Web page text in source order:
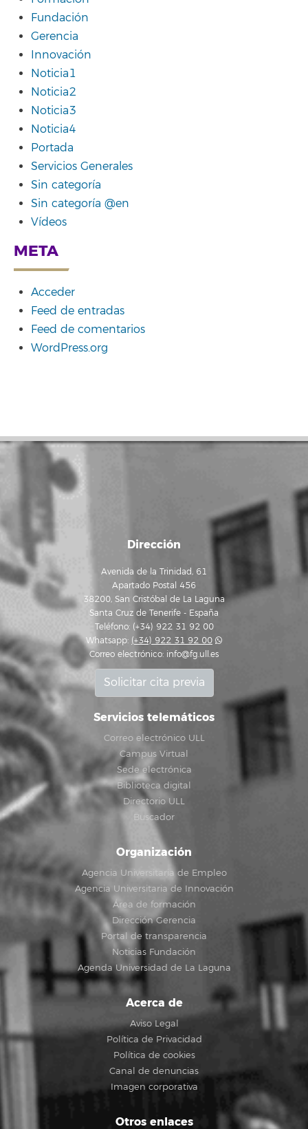
Fundación
Gerencia
Innovación
Noticia1
Noticia2
Noticia3
Noticia4
Portada
Servicios Generales
Sin categoría
Sin categoría @en
Vídeos
META
Acceder
Feed de entradas
Feed de comentarios
WordPress.org
Dirección
Avenida de la Trinidad, 61
Apartado Postal 456
38200, San Cristóbal de La Laguna
Santa Cruz de Tenerife - España
Teléfono: (+34) 922 31 92 00
Whatsapp: (+34) 922 31 92 00
Correo electrónico: info@fg.ull.es
Solicitar cita previa
Servicios telemáticos
Correo electrónico ULL
Campus Virtual
Sede electrónica
Biblioteca digital
Directorio ULL
Buscador
Organización
Agencia Universitaria de Empleo
Agencia Universitaria de Innovación
Área de formación
Dirección Gerencia
Portal de transparencia
Noticias Fundación
Agenda Universidad de La Laguna
Acerca de
Aviso Legal
Política de Privacidad
Política de cookies
Canal de denuncias
Imagen corporativa
Otros enlaces